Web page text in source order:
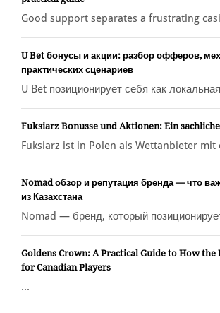
Good support separates a frustrating
U Bet бонусы и акции: разбор офферов,
практических сценариев
U Bet позиционирует себя как
Fuksiarz Bonusse und Aktionen: Ein
Fuksiarz ist in Polen als Wettanbieter mit
Nomad обзор и репутация бренда — что
из Казахстана
Nomad — бренд, который
Goldens Crown: A Practical Guide to How
for Canadian Players
...